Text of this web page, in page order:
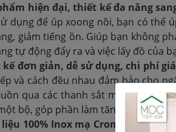
hiện đại, thiết kế đa năng
dụng để úp xoong nồi, bạn có thể
giảm tiếng ồn. Giúp bạn không
tự động đẩy ra và việc lấy đồ của
kế đơn giản, dễ sử dụng, chi phí
và cách đều nhau đảm bảo cho
qua các thanh sắt một cách
bộ, góp phần làm tăng sự tiện
100% Inox mạ Crom cao cấp,